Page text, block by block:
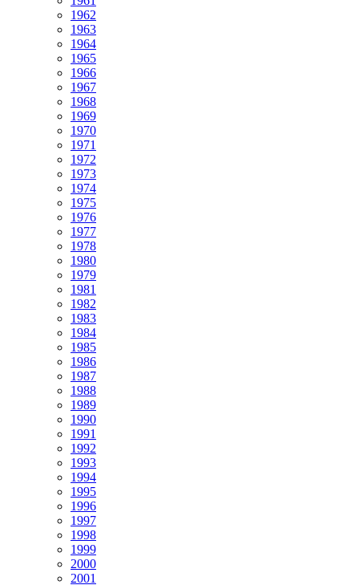
1962
1963
1964
1965
1966
1967
1968
1969
1970
1971
1972
1973
1974
1975
1976
1977
1978
1980
1979
1981
1982
1983
1984
1985
1986
1987
1988
1989
1990
1991
1992
1993
1994
1995
1996
1997
1998
1999
2000
2001